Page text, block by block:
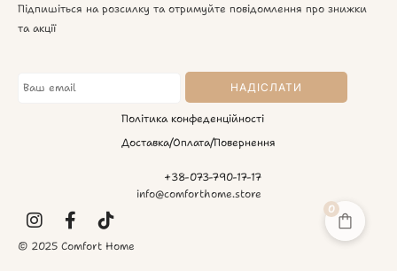
Підпишіться на розсилку та отримуйте повідомлення про знижки
та акції
Політика конфеденційності
Доставка/Оплата/Повернення
+38-073-790-17-17
info@comforthome.store
© 2025 Comfort Home
0